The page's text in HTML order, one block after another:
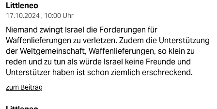
Littleneo
17.10.2024 , 10:00 Uhr
Niemand zwingt Israel die Forderungen für
Waffenlieferungen zu verletzen. Zudem die Unterstützung
der Weltgemeinschaft, Waffenlieferungen, so klein zu
reden und zu tun als würde Israel keine Freunde und
Unterstützer haben ist schon ziemlich erschreckend.
zum Beitrag